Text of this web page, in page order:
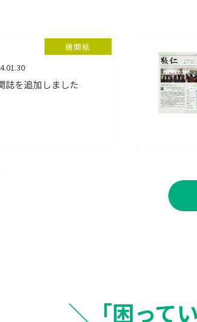
機関紙
誌を追加しました
＼「困って